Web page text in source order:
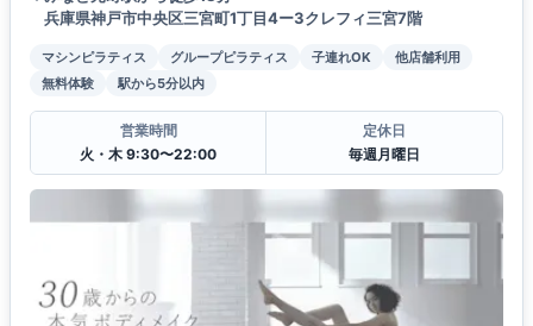
兵庫県神戸市中央区三宮町1丁目4ー3クレフィ三宮7階
マシンピラティス グループピラティス 子連れOK
他店舗利用
無料体験
駅から5分以内
営業時間
火・木 9:30〜22:00
定休日
毎週月曜日